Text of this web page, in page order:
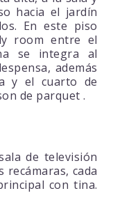
hacia el jardín
En este piso
room entre el
se integra al
además
y el cuarto de
de parquet .
de televisión
cada
con tina.